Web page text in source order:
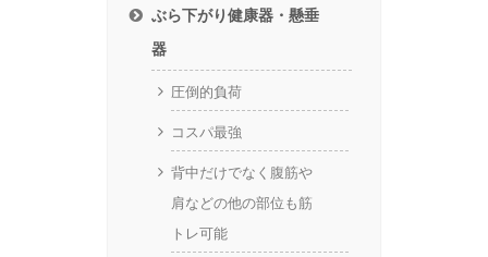
ぶら下がり健康器・懸垂
器
圧倒的負荷
コスパ最強
背中だけでなく腹筋や
肩などの他の部位も筋
トレ可能